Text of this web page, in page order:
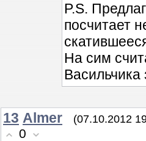
P.S.
посчитает
На сим
Васильчика
13 Almer (07.10.2012
0